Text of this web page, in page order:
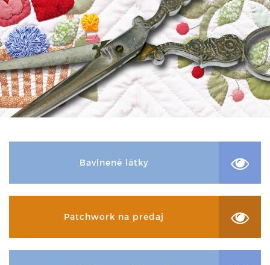
Bavlnené látky
Patchwork na predaj